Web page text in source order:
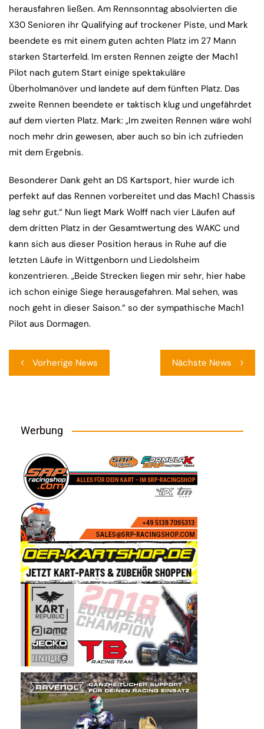
herausfahren ließen. Am Rennsonntag absolvierten die
X30 Senioren ihr Qualifying auf trockener Piste, und Mark
beendete es mit einem guten achten Platz im 27 Mann
starken Starterfeld. Im ersten Rennen zeigte der Mach1
Pilot nach gutem Start einige spektakuläre
Überholmanöver und landete auf dem fünften Platz. Das
zweite Rennen beendete er taktisch klug und ungefährdet
auf dem vierten Platz. Mark: „Im zweiten Rennen wäre wohl
noch mehr drin gewesen, aber auch so bin ich zufrieden
mit dem Ergebnis.
Besonderer Dank geht an DS Kartsport, hier wurde ich
perfekt auf das Rennen vorbereitet und das Mach1 Chassis
lag sehr gut.“ Nun liegt Mark Wolff nach vier Läufen auf
dem dritten Platz in der Gesamtwertung des WAKC und
kann sich aus dieser Position heraus in Ruhe auf die
letzten Läufe in Wittgenborn und Liedolsheim
konzentrieren. „Beide Strecken liegen mir sehr, hier habe
ich schon einige Siege herausgefahren. Mal sehen, was
noch geht in dieser Saison.“ so der sympathische Mach1
Pilot aus Dormagen.
Vorherige News Nächste News
Werbung